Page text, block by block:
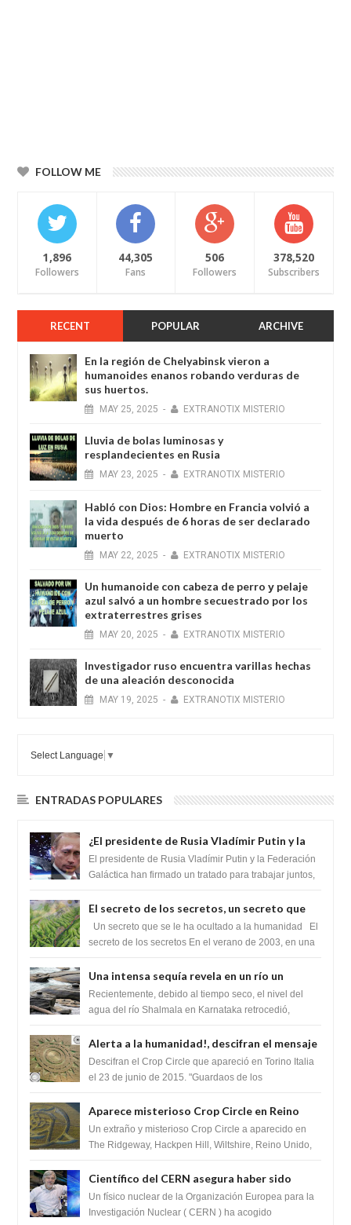
FOLLOW ME
1,896
Followers
44,305
Fans
506
Followers
378,520
Subscribers
RECENT POPULAR ARCHIVE
En la región de Chelyabinsk vieron a
humanoides enanos robando verduras de
sus huertos.
MAY 25, 2025 - EXTRANOTIX MISTERIO
Lluvia de bolas luminosas y
resplandecientes en Rusia
MAY 23, 2025 - EXTRANOTIX MISTERIO
Habló con Dios: Hombre en Francia volvió a
la vida después de 6 horas de ser declarado
muerto
MAY 22, 2025 - EXTRANOTIX MISTERIO
Un humanoide con cabeza de perro у pelaje
azul salvó a un hombre secuestrado por los
extraterrestres grises
MAY 20, 2025 - EXTRANOTIX MISTERIO
Investigador ruso encuentra varillas hechas
de una aleación desconocida
MAY 19, 2025 - EXTRANOTIX MISTERIO
Select Language ▼
ENTRADAS POPULARES
¿El presidente de Rusia Vladímir Putin y la
Federación Galactica han firmado un
tratado para acabar con los Sionistas?
El presidente de Rusia Vladímir Putin y la Federación
Galáctica han firmado un tratado para trabajar juntos,
El secreto de los secretos, un secreto que
cambiaría por completo el destino de la
humanidad
Un secreto que se le ha ocultado a la humanidad El
secreto de los secretos En el verano de 2003, en una
Una intensa sequía revela en un río un
impresionante hallazgo de miles de Shiva
Lingas
Recientemente, debido al tiempo seco, el nivel del
agua del río Shalmala en Karnataka retrocedió,
Alerta a la humanidad!, descifran el mensaje
del Crop Circle de Torino ,Italia
Descifran el Crop Circle que apareció en Torino Italia
el 23 de junio de 2015. "Guardaos de los
Aparece misterioso Crop Circle en Reino
Unido 23 de junio 2016
Un extraño y misterioso Crop Circle a aparecido en
The Ridgeway, Hackpen Hill, Wiltshire, Reino Unido,
Científico del CERN asegura haber sido
ayudado por seres de luz durante una
prueba del Colisionador de Hadrones
Un físico nuclear de la Organización Europea para la
Investigación Nuclear ( CERN ) ha acogido